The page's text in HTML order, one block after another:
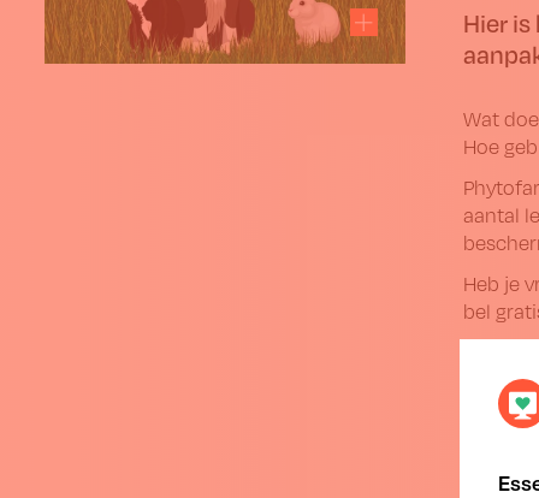
Hier
Wat
Hoe
aantal
Heb je
bel